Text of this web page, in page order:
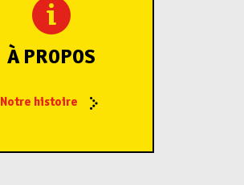
À PROPOS
Notre histoire